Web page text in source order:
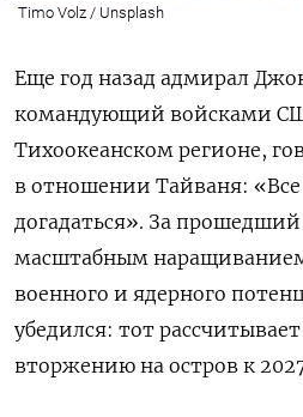
Timo Volz / Unsplash
Еще год назад адмирал
командующий войсками
Тихоокеанском регионе,
в отношении Тайваня:
догадаться». За
масштабным
военного и ядерного
убедился: тот
вторжению на остров к